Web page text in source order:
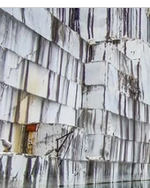
STREET FOOD